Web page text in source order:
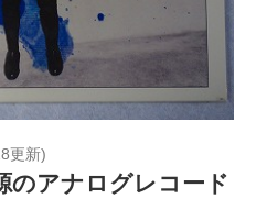
更新)
のアナログレコード